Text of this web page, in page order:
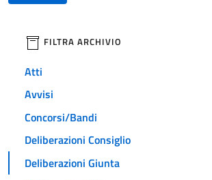
filtri da applicare
FILTRA ARCHIVIO
Atti
Avvisi
Concorsi/Bandi
Deliberazioni Consiglio
Deliberazioni Giunta